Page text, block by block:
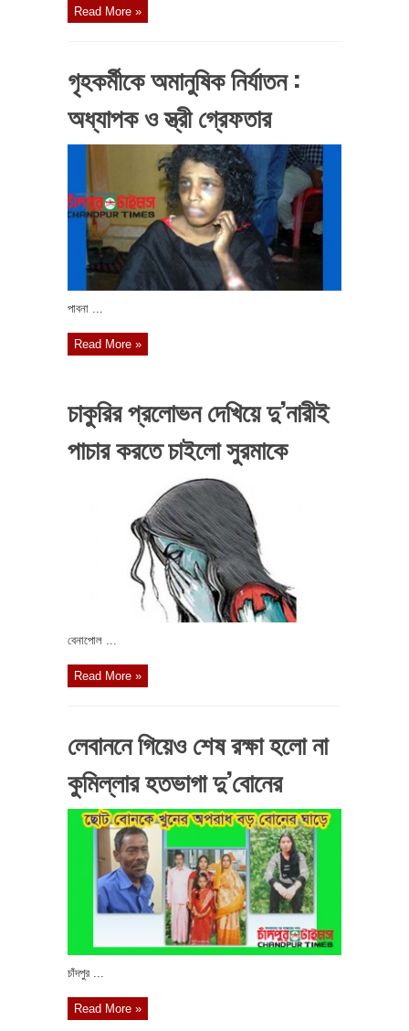
Read More »
গৃহকর্মীকে অমানুষিক নির্যাতন :
অধ্যাপক ও স্ত্রী গ্রেফতার
পাবনা ...
Read More »
চাকুরির প্রলোভন দেখিয়ে দু’নারীই
পাচার করতে চাইলো সুরমাকে
বেনাপোল ...
Read More »
লেবাননে গিয়েও শেষ রক্ষা হলো না
কুমিল্লার হতভাগা দু’বোনের
চাঁদপুর ...
Read More »